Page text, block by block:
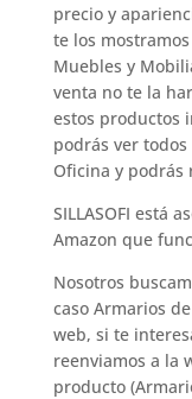
precio y
te los
Muebles y
venta no te la
estos productos
podrás ver
Oficina y podrás
SILLASOFI está
Amazon que
Nosotros
caso Armarios
web, si te
reenviamos a la
producto